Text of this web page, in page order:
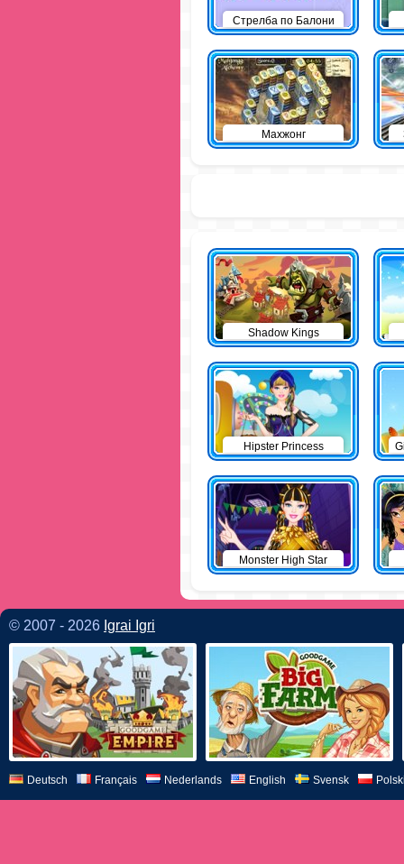
Стрелба по Балони
Махжонг
Shadow Kings
Hipster Princess
Monster High Star
© 2007 - 2026 Igrai Igri
Deutsch Français Nederlands English Svensk